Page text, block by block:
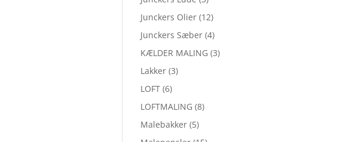
Junckers Olier (12)
Junckers Sæber (4)
KÆLDER MALING (3)
Lakker (3)
LOFT (6)
LOFTMALING (8)
Malebakker (5)